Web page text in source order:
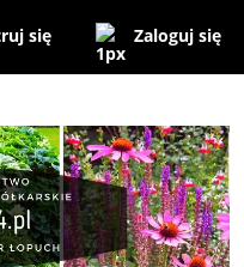
się Zaloguj się